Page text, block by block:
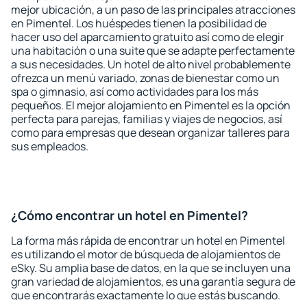
mejor ubicación, a un paso de las principales atracciones
en Pimentel. Los huéspedes tienen la posibilidad de
hacer uso del aparcamiento gratuito así como de elegir
una habitación o una suite que se adapte perfectamente
a sus necesidades. Un hotel de alto nivel probablemente
ofrezca un menú variado, zonas de bienestar como un
spa o gimnasio, así como actividades para los más
pequeños. El mejor alojamiento en Pimentel es la opción
perfecta para parejas, familias y viajes de negocios, así
como para empresas que desean organizar talleres para
sus empleados.
¿Cómo encontrar un hotel en Pimentel?
La forma más rápida de encontrar un hotel en Pimentel
es utilizando el motor de búsqueda de alojamientos de
eSky. Su amplia base de datos, en la que se incluyen una
gran variedad de alojamientos, es una garantía segura de
que encontrarás exactamente lo que estás buscando.